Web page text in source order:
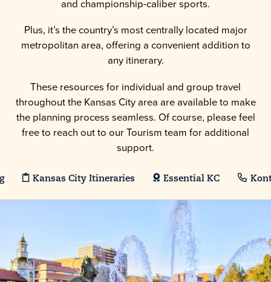
and championship-caliber sports.
Plus, it’s the country’s most centrally located major
metropolitan area, offering a convenient addition to
any itinerary.
These resources for individual and group travel
throughout the Kansas City area are available to make
the planning process seamless. Of course, please feel
free to reach out to our Tourism team for additional
support.
Kansas City Itineraries Essential KC